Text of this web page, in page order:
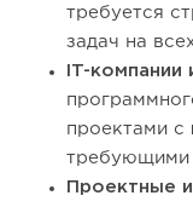
требуется
задач на
IT-компании
проектами с
требующими
Проектные